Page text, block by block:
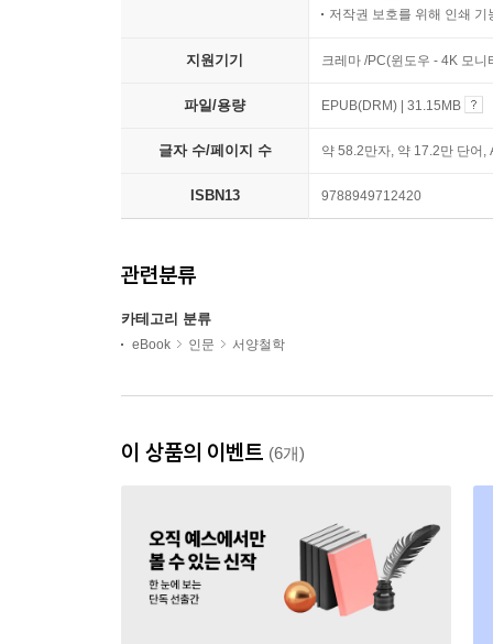
저작권 보호를 위해 인쇄 기
지원기기 크레마 /PC(윈도우 - 4K 모
파일/용량 EPUB(DRM) | 31.15MB
글자 수/페이지 수 약 58.2만자, 약 17.2만 단어
ISBN13 9788949712420
관련분류
카테고리 분류
eBook 인문 서양철학
이 상품의 이벤트 (6개)